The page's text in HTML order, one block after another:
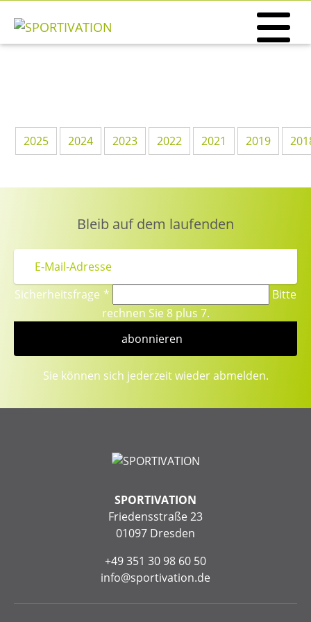
2025 2024 2023 2022 2021 2019
Bleib auf dem laufenden
Sicherheitsfrage *
Bitte
rechnen Sie 8 plus 7.
abonnieren
Sie können sich jederzeit wieder abmelden.
SPORTIVATION
Friedensstraße 23
01097 Dresden
+49 351 30 98 60 50
info@sportivation.de